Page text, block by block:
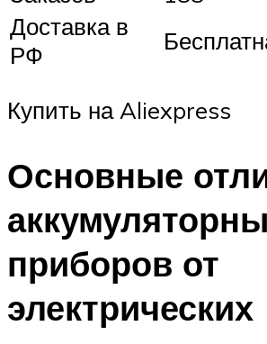
Доставка в
РФ
Купить на Aliexpress
Основные
приборов от
электрических